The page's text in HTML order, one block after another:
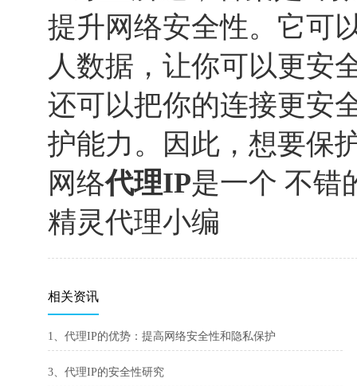
提升网络安全性。它可
人数据，让你可以更安
还可以把你的连接更安
护能力。因此，想要保
网络代理IP是一个 不错
精灵代理小编
相关资讯
1、代理IP的优势：提高网络安全性和隐私保护
3、代理IP的安全性研究